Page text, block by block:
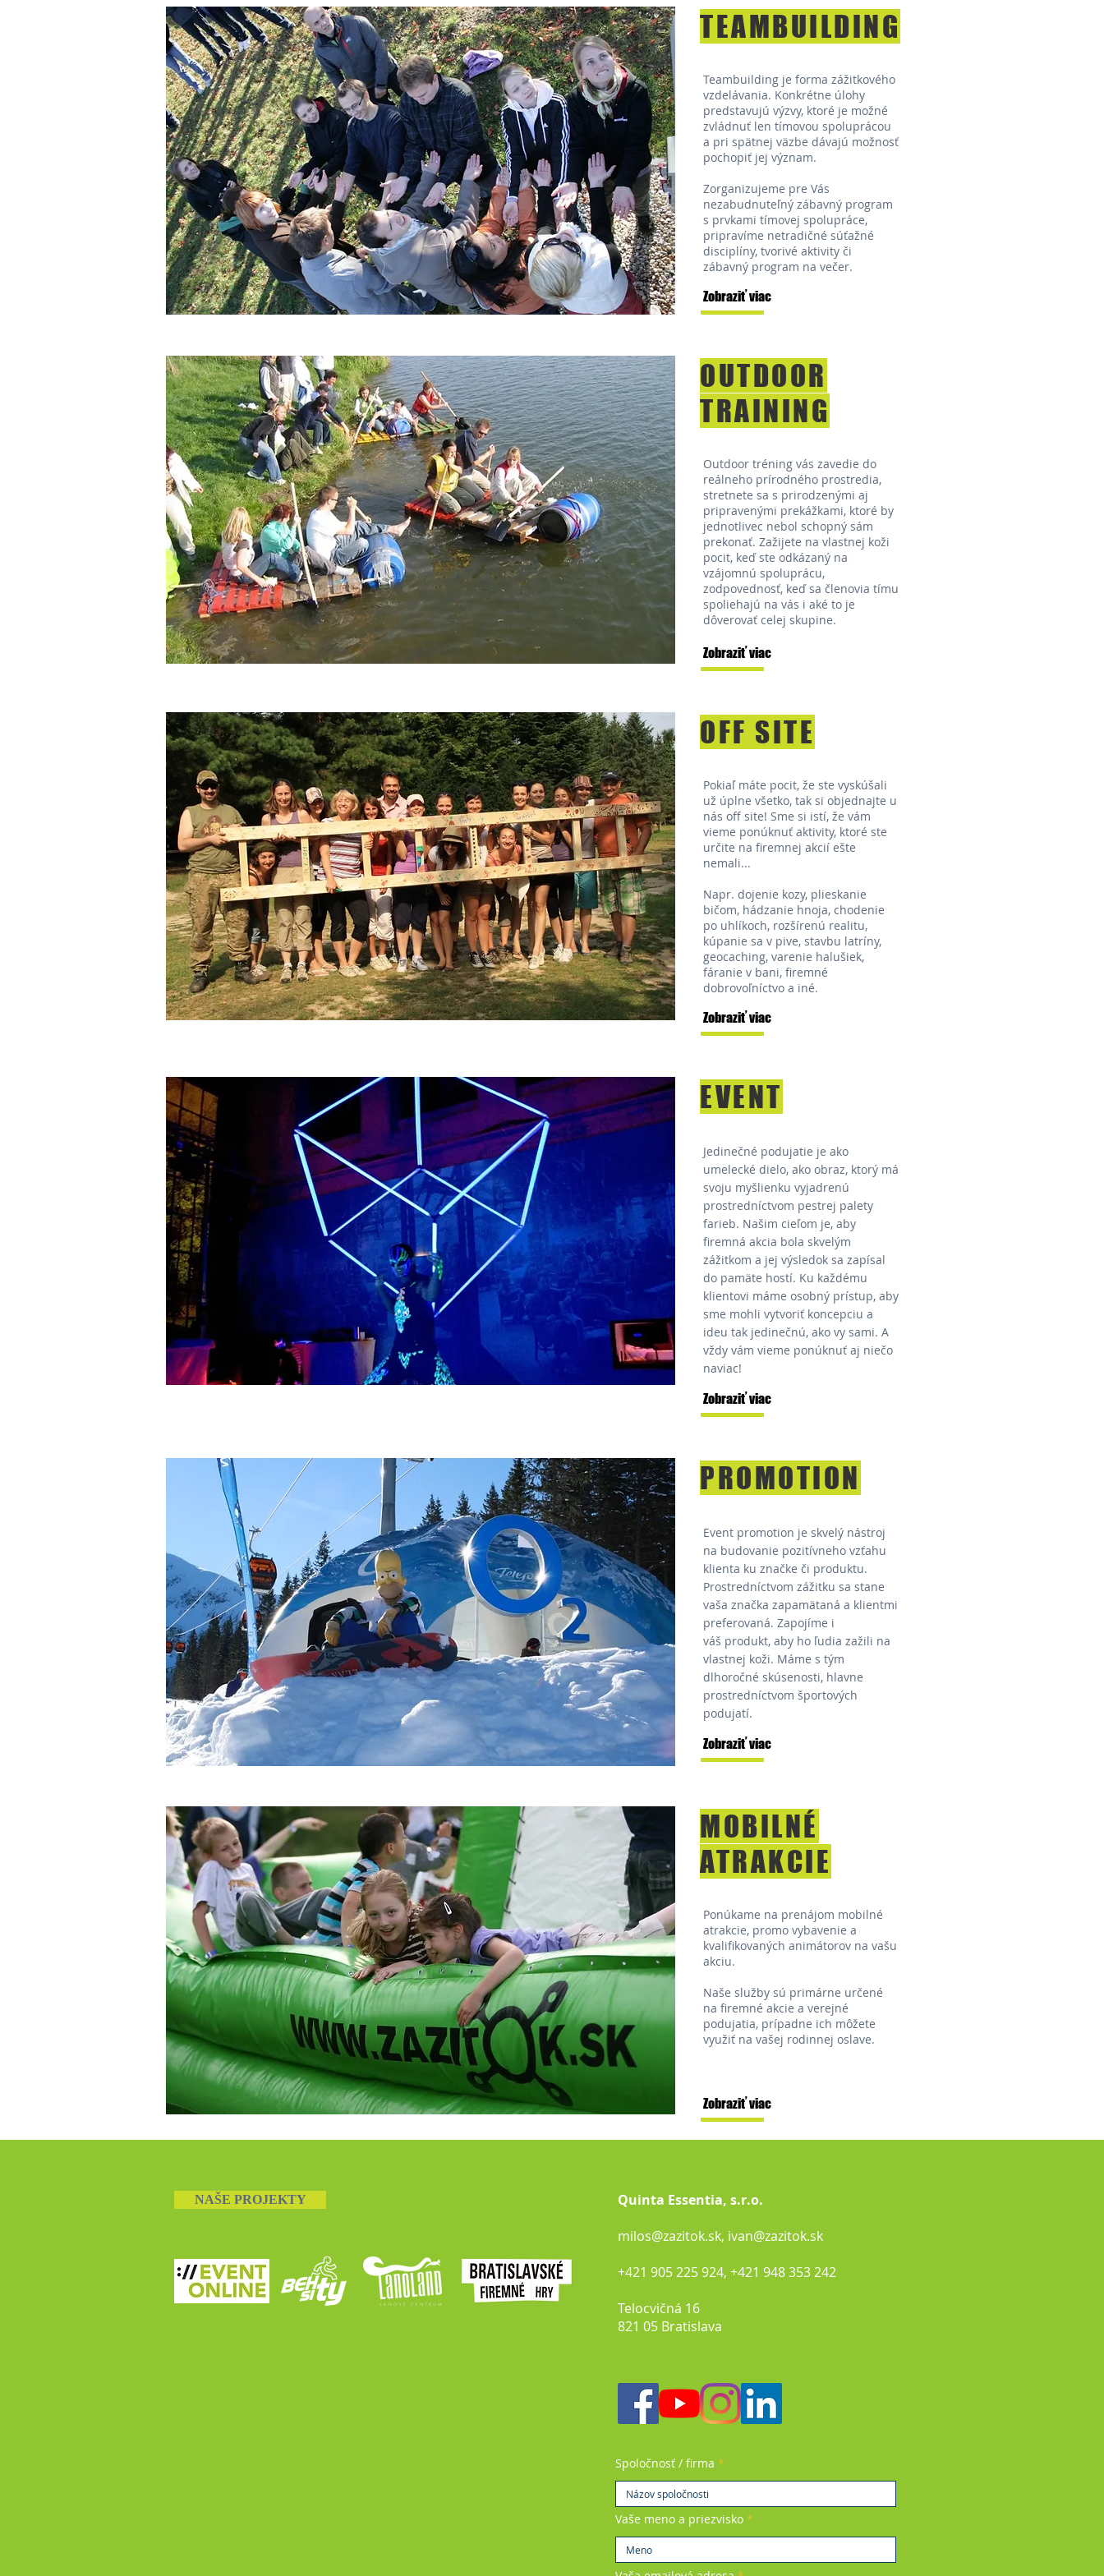
TEAMBUILDING
Teambuilding je forma zážitkového
vzdelávania. Konkrétne úlohy
predstavujú výzvy, ktoré je možné
zvládnuť len tímovou spoluprácou
a pri spätnej väzbe dávajú možnosť
pochopiť jej význam.
Zorganizujeme pre Vás
nezabudnuteľný zábavný program
s prvkami tímovej spolupráce,
pripravíme netradičné súťažné
disciplíny, tvorivé aktivity či
zábavný program na večer.
Zobraziť viac
OUTDOOR
TRAINING
Outdoor tréning vás zavedie do
reálneho prírodného prostredia,
stretnete sa s prirodzenými aj
pripravenými prekážkami, ktoré by
jednotlivec nebol schopný sám
prekonať. Zažijete na vlastnej koži
pocit, keď ste odkázaný na
vzájomnú spoluprácu,
zodpovednosť, keď sa členovia tímu
spoliehajú na vás i aké to je
dôverovať celej skupine.
Zobraziť viac
OFF SITE
Pokiaľ máte pocit, že ste vyskúšali
už úplne všetko, tak si objednajte u
nás off site! Sme si istí, že vám
vieme ponúknuť aktivity, ktoré ste
určite na firemnej akcií ešte
nemali...
Napr. dojenie kozy, plieskanie
bičom, hádzanie hnoja, chodenie
po uhlíkoch, rozšírenú realitu,
kúpanie sa v pive, stavbu latríny,
geocaching, varenie halušiek,
fáranie v bani, firemné
dobrovoľníctvo a iné.
Zobraziť viac
EVENT
Jedinečné podujatie je ako
umelecké dielo, ako obraz, ktorý má
svoju myšlienku vyjadrenú
prostredníctvom pestrej palety
farieb. Našim cieľom je, aby
firemná akcia bola skvelým
zážitkom a jej výsledok sa zapísal
do pamäte hostí. Ku každému
klientovi máme osobný prístup, aby
sme mohli vytvoriť koncepciu a
ideu tak jedinečnú, ako vy sami. A
vždy vám vieme ponúknuť aj niečo
naviac!
Zobraziť viac
PROMOTION
Event promotion je skvelý nástroj
na budovanie pozitívneho vzťahu
klienta ku značke či produktu.
Prostredníctvom zážitku sa stane
vaša značka zapamätaná a klientmi
preferovaná. Zapojíme i
váš produkt, aby ho ľudia zažili na
vlastnej koži. Máme s tým
dlhoročné skúsenosti, hlavne
prostredníctvom športových
podujatí.
Zobraziť viac
MOBILNÉ
ATRAKCIE
​Ponúkame na prenájom mobilné
atrakcie, promo vybavenie a
kvalifikovaných animátorov na vašu
akciu.
Naše služby sú primárne určené
na firemné akcie a verejné
podujatia, prípadne ich môžete
využiť na vašej rodinnej oslave.
Zobraziť viac
NAŠE PROJEKTY
Quinta Essentia, s.r.o.
milos@zazitok.sk, ivan@zazitok.sk
+421 905 225 924, +421 948 353 242​
Telocvičná 16
821 05 Bratislava
Spoločnosť / firma
Vaše meno a priezvisko